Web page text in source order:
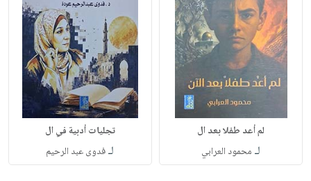
لم أعد طفلا بعد ال
لـ محمود العرابي
تجليات أدبية في ال
لـفدوى عبد الرحيم